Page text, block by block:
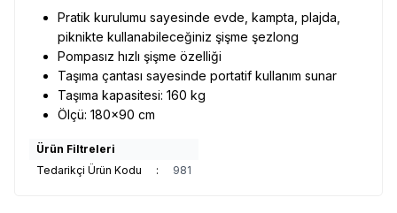
Pratik kurulumu sayesinde evde, kampta, plajda,
piknikte kullanabileceğiniz şişme şezlong
Pompasız hızlı şişme özelliği
Taşıma çantası sayesinde portatif kullanım sunar
Taşıma kapasitesi: 160 kg
Ölçü: 180x90 cm
Ürün Filtreleri
Tedarikçi Ürün Kodu
: 981